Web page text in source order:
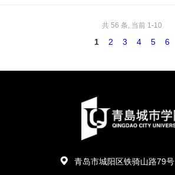
共 56 条, 当前 1-10
1 2 3 4 5 6
青岛市城阳区铁骑山路79号